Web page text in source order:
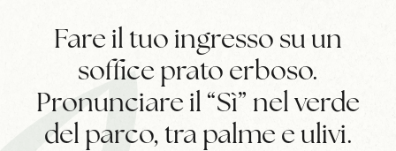
Fare il tuo ingresso su un
soffice prato erboso.
Pronunciare il “Sì” nel verde
del parco, tra palme e ulivi.